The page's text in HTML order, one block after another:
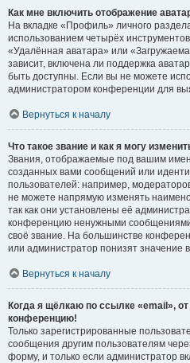
Как мне включить отображение
На вкладке «Профиль» личного
использованием четырёх
«Удалённая аватара» или
зависит, включена ли поддержка
быть доступны. Если вы не можете
администратором конференции для
Вернуться к началу
Что такое звание и как я могу
Звания, отображаемые под вашим
созданных вами сообщений или
пользователей: например,
не можете напрямую изменять
так как они установлены её
конференцию ненужными сообщениями
своё звание. На большинстве
или администратор понизят значение
Вернуться к началу
Когда я щёлкаю по ссылке «email»,
конференцию!
Только зарегистрированные
сообщения другим пользователям
форму, и только если администратор